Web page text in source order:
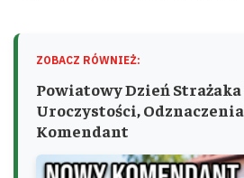
ZOBACZ RÓWNIEŻ:
Powiatowy Dzień
Uroczystości,
Komendant